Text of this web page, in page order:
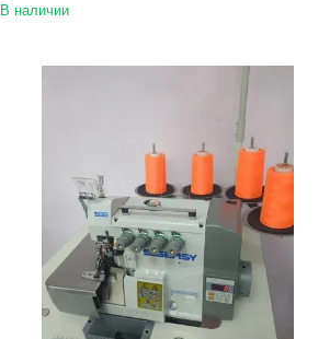
В наличии